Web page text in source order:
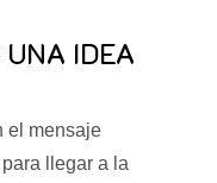
UNA IDEA
el mensaje
llegar a la